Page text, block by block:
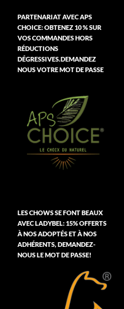
PARTENARIAT AVEC APS
CHOICE: OBTENEZ 10 % SUR
VOS COMMANDES HORS
RÉDUCTIONS
DÉGRESSIVES.DEMANDEZ
NOUS VOTRE MOT DE PASSE
LES CHOWS SE FONT BEAUX
AVEC LADYBEL: 15% OFFERTS
À NOS ADOPTÉS ET À NOS
ADHÉRENTS, DEMANDEZ-
NOUS LE MOT DE PASSE!